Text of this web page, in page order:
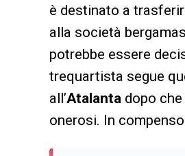
è destinato a
alla società
potrebbe essere
trequartista segue
all’Atalanta dopo
onerosi. In